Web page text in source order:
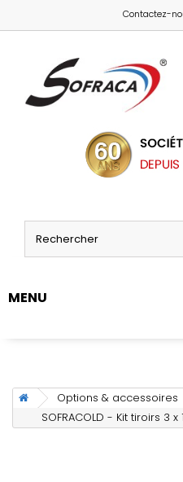
Contactez-
MENU
Options & accessoires
SOFRACOLD - Kit tiroirs 3 x